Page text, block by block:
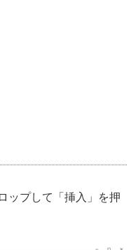
ップして「挿入」を押